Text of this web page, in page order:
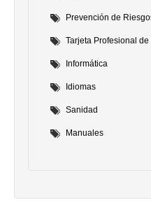
Prevención de
Tarjeta Profesional
Informática
Idiomas
Sanidad
Manuales